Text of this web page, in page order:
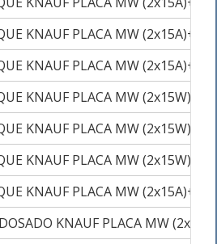
KNAUF PLACA MW
KNAUF PLACA MW
KNAUF PLACA MW
KNAUF PLACA MW
KNAUF PLACA MW
KNAUF PLACA MW
KNAUF PLACA MW